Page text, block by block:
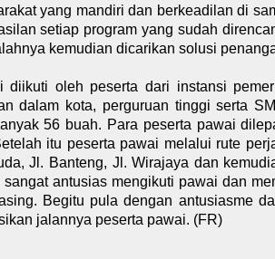
yang mandiri dan berkeadilan di
setiap program yang sudah
kemudian dicarikan solusi
oleh peserta dari instansi
dalam kota, perguruan tinggi serta
56 buah. Para peserta pawai
itu peserta pawai melalui rute
Jl. Banteng, Jl. Wirajaya dan
sangat antusias mengikuti pawai dan
Begitu pula dengan antusiasme
jalannya peserta pawai. (FR)